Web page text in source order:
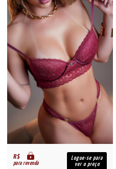
R$
para revenda
Logue-se para
ver o preço